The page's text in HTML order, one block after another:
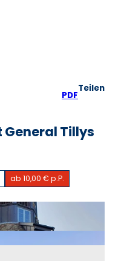
PDF
Teilen
Tillys
ab 10,00 € p.P.